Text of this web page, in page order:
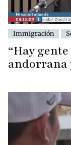
Immigración
“Hay
andorrana